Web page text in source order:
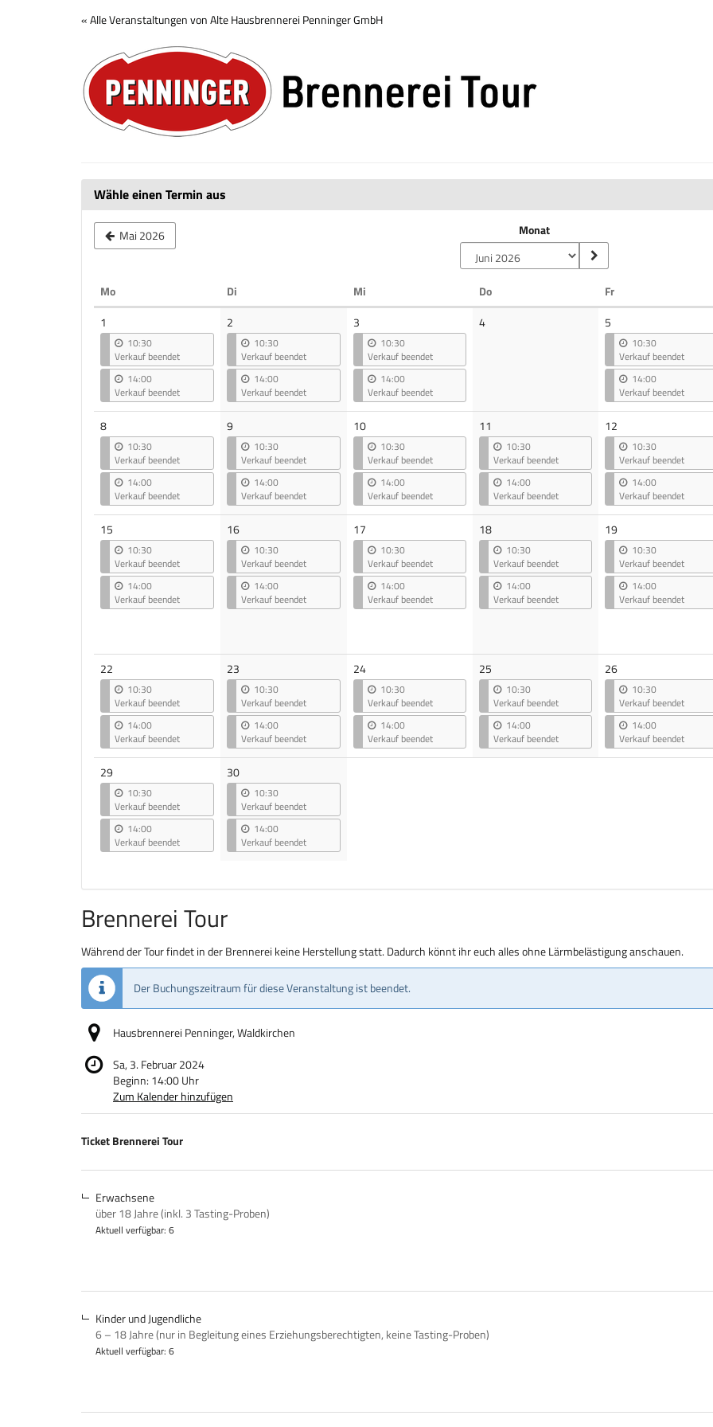
« Alle Veranstaltungen von Alte Hausbrennerei Penninger GmbH
Brennerei
Tour
Wähle einen Termin aus
Mai 2026 Monat
MoMontag Di Mi DoDonnerstag FrFreitag
1
10:30
Verkauf beendet
14:00
Verkauf beendet
2
10:30
Verkauf beendet
14:00
Verkauf beendet
3
10:30
Verkauf beendet
14:00
Verkauf beendet
4Keine
5
10:30
Verkauf beendet
14:00
Verkauf beendet
8
10:30
Verkauf beendet
14:00
Verkauf beendet
9
10:30
Verkauf beendet
14:00
Verkauf beendet
10
10:30
Verkauf beendet
14:00
Verkauf beendet
11
10:30
Verkauf beendet
14:00
Verkauf beendet
12
10:30
Verkauf beendet
14:00
Verkauf beendet
15
10:30
Verkauf beendet
14:00
Verkauf beendet
16
10:30
Verkauf beendet
14:00
Verkauf beendet
17
10:30
Verkauf beendet
14:00
Verkauf beendet
18
10:30
Verkauf beendet
14:00
Verkauf beendet
19
10:30
Verkauf beendet
14:00
Verkauf beendet
22
10:30
Verkauf beendet
14:00
Verkauf beendet
23
10:30
Verkauf beendet
14:00
Verkauf beendet
24
10:30
Verkauf beendet
14:00
Verkauf beendet
25
10:30
Verkauf beendet
14:00
Verkauf beendet
26
10:30
Verkauf beendet
14:00
Verkauf beendet
29
10:30
Verkauf beendet
14:00
Verkauf beendet
30
10:30
Verkauf beendet
14:00
Verkauf beendet
Brennerei Tour
Während der Tour findet in der Brennerei keine Herstellung statt. Dadurch könnt ihr euch alles ohne Lärmbelästigung anschauen.
Der Buchungszeitraum für diese Veranstaltung ist beendet.
Hausbrennerei Penninger, Waldkirchen
Sa, 3. Februar 2024
Beginn: 14:00Uhr
Zum Kalender hinzufügen
Produkte
Produkte
Ticket Brennerei Tour
Erwachsene
über 18 Jahre (inkl. 3 Tasting-Proben)
Aktuell verfügbar: 6
Kinder und Jugendliche
6 – 18 Jahre (nur in Begleitung eines Erziehungsberechtigten, keine Tasting-Proben)
Aktuell verfügbar: 6